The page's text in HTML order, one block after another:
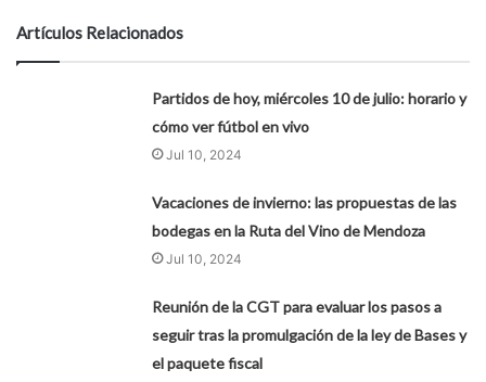
Artículos Relacionados
Partidos de hoy, miércoles 10 de julio: horario y
cómo ver fútbol en vivo
Jul 10, 2024
Vacaciones de invierno: las propuestas de las
bodegas en la Ruta del Vino de Mendoza
Jul 10, 2024
Reunión de la CGT para evaluar los pasos a
seguir tras la promulgación de la ley de Bases y
el paquete fiscal